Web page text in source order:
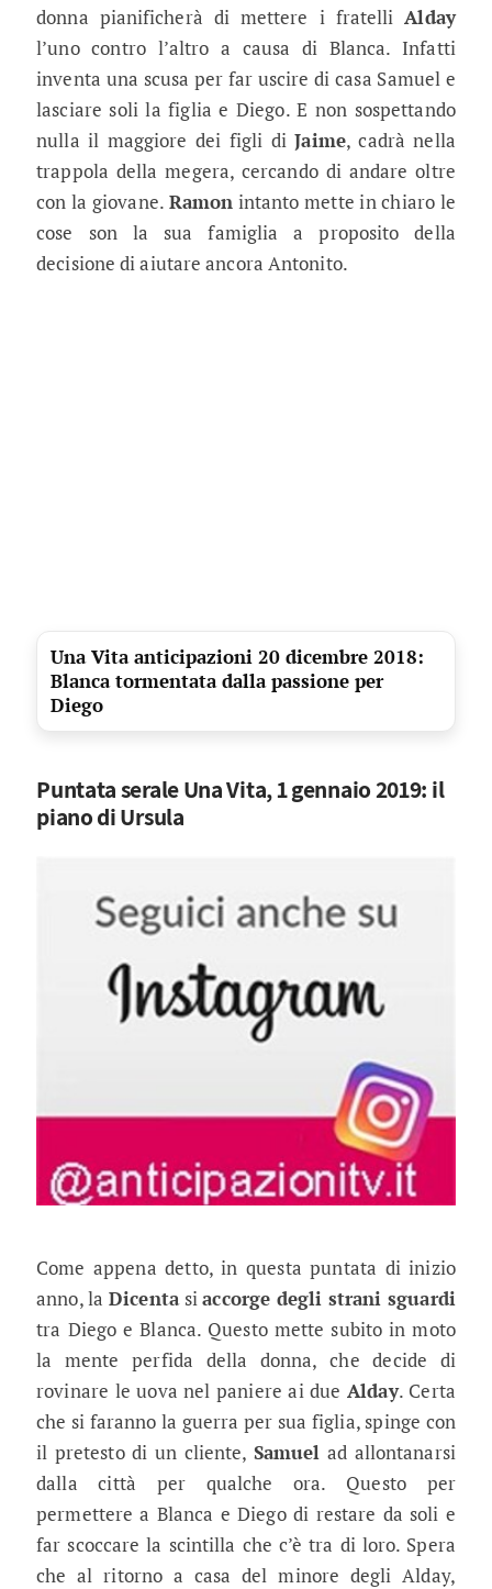
donna pianificherà di mettere i fratelliAlday
l’uno contro l’altro a causa di Blanca. Infatti
inventa una scusa per far uscire di casa Samuel e
lasciare soli la figlia e Diego. E non sospettando
nulla il maggiore dei figli diJaime, cadrà nella
trappola della megera, cercando di andare oltre
con la giovane. Ramon intanto mette in chiaro le
cose son la sua famiglia a proposito della
decisione di aiutare ancora Antonito.
Una Vita anticipazioni 20 dicembre 2018:
Blanca tormentata dalla passione per
Diego
Puntata serale Una Vita, 1 gennaio 2019: il
piano di Ursula
Come appena detto, in questa puntata di inizio
anno, laDicentasiaccorge degli strani sguardi
tra Diego e Blanca. Questo mette subito in moto
la mente perfida della donna, che decide di
rovinare le uova nel paniere ai dueAlday. Certa
che si faranno la guerra per sua figlia, spinge con
il pretesto di un cliente, Samuel ad allontanarsi
dalla città per qualche ora. Questo per
permettere a Blanca e Diego di restare da soli e
far scoccare la scintilla che c’è tra di loro. Spera
che al ritorno a casa del minore degli Alday,